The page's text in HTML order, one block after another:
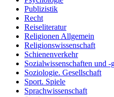
Publizistik
Recht
Reiseliteratur
Religionen Allgemein
Religionswissenschaft
Schienenverkehr
Sozialwissenschaften und -
Soziologie. Gesellschaft
Sport. Spiele
Sprachwissenschaft